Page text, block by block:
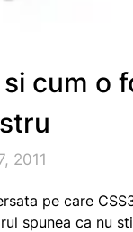
cum o
2011
pe care
spunea ca nu